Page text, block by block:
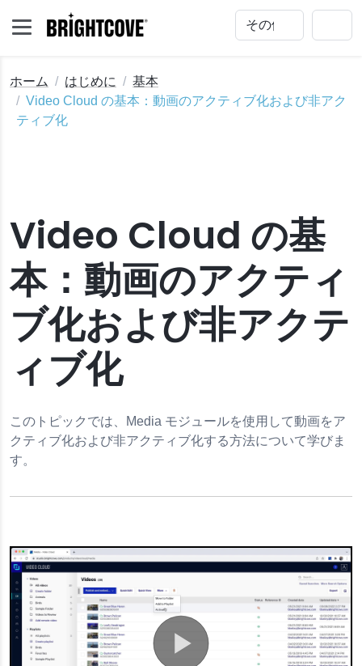
ブ化
ザー追加
画像の取得
画像のアップロード
ホーム はじめに
基本
Video Cloud の基本：動画のアクティブ化および非アク
ティブ化
Video Cloud の基
本：動画のアクティ
ブ化および非アクテ
ィブ化
このトピックでは、Media モジュールを使用して動画をア
クティブ化および非アクティブ化する方法について学びま
す。